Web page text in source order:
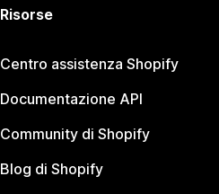
Risorse
Centro assistenza Shopify
Documentazione API
Community di Shopify
Blog di Shopify